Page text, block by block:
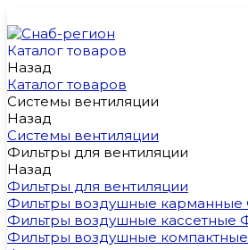
Каталог товаров
Назад
Каталог товаров
Системы вентиляции
Назад
Системы вентиляции
Фильтры для вентиляции
Назад
Фильтры для вентиляции
Фильтры воздушные
Фильтры воздушные кассетные
Фильтры воздушные